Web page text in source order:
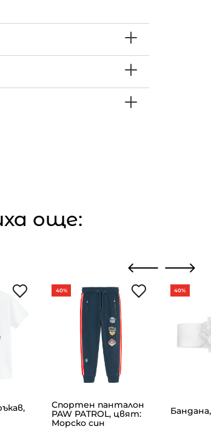
още:
40%
Спортен панталон
PAW PATROL, цвят:
Морско син
40%